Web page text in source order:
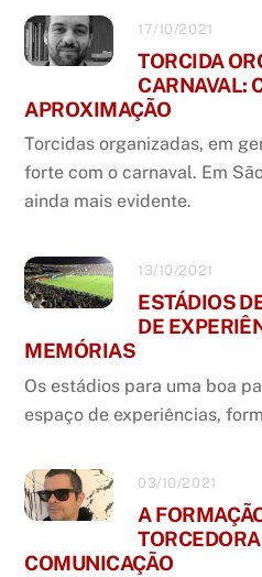
17/10/2021
TORCIDA
CARNAVAL:
APROXIMAÇÃO
Torcidas organizadas, em
forte com o carnaval. Em
ainda mais evidente.
13/10/2021
ESTÁDIOS
DE
MEMÓRIAS
Os estádios para uma boa
espaço de experiências,
03/10/2021
A
COMUNICAÇÃO